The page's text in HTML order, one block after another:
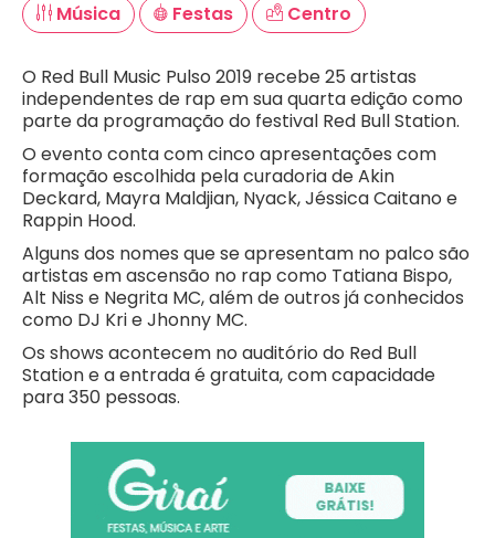
Música Festas Centro
O Red Bull Music Pulso 2019 recebe 25 artistas
independentes de rap em sua quarta edição como
parte da programação do festival Red Bull Station.
O evento conta com cinco apresentações com
formação escolhida pela curadoria de Akin
Deckard, Mayra Maldjian, Nyack, Jéssica Caitano e
Rappin Hood.
Alguns dos nomes que se apresentam no palco são
artistas em ascensão no rap como Tatiana Bispo,
Alt Niss e Negrita MC, além de outros já conhecidos
como DJ Kri e Jhonny MC.
Os shows acontecem no auditório do Red Bull
Station e a entrada é gratuita, com capacidade
para 350 pessoas.